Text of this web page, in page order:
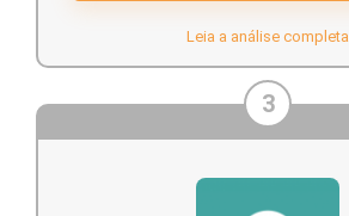
Leia a análise completa
3